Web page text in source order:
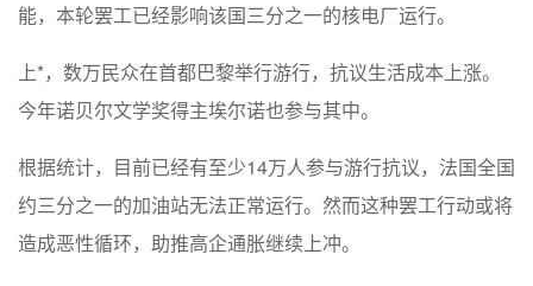
能，本轮罢工已经影响该国三分之一的核电厂运行。
上*，数万民众在首都巴黎举行游行，抗议生活成本上涨。
今年诺贝尔文学奖得主埃尔诺也参与其中。
根据统计，目前已经有至少14万人参与游行抗议，法国全国
约三分之一的加油站无法正常运行。然而这种罢工行动或将
造成恶性循环，助推高企通胀继续上冲。